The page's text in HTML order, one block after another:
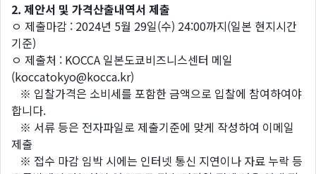
2. 제안서 및 가격산출내역서 제출
ㅇ 제출마감 : 2024년 5월 29일(수) 24:00까지(일본 현지시간
기준)
ㅇ 제출처 : KOCCA 일본도쿄비즈니스센터 메일
(koccatokyo@kocca.kr)
※ 입찰가격은 소비세를 포함한 금액으로 입찰에 참여하여야
합니다.
※ 서류 등은 전자파일로 제출기준에 맞게 작성하여 이메일
제출
※ 접수 마감 임박 시에는 인터넷 통신 지연이나 자료 누락 등